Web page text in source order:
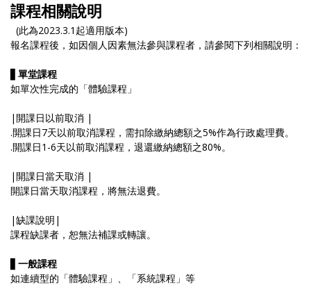
課程相關說明
(此為2023.3.1起適用版本)
報名課程後，如因個人因素無法參與課程者，請參閱下列相關說明：
單堂課程
如單次性完成的「體驗課程」
|開課日以前取消 |
.開課日7天以前取消課程，需扣除繳納總額之5%作為行政處理費。
.開課日1-6天以前取消課程，退還繳納總額之80%。
|開課日當天取消 |
開課日當天取消課程，將無法退費。
|缺課說明|
課程缺課者，恕無法補課或轉讓。
一般課程
如連續型的「體驗課程」、「系統課程」等